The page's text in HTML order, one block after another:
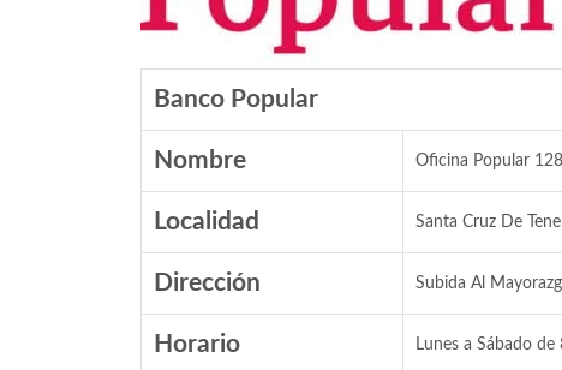
Banco Popular
Nombre Oficina Popular
Localidad Santa Cruz De
Dirección Subida Al
Horario Lunes a Sábado